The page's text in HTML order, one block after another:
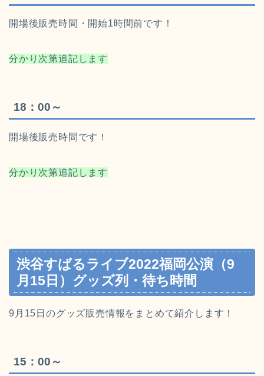
開場後販売時間・開始1時間前です！
分かり次第追記します
18：00～
開場後販売時間です！
分かり次第追記します
渋谷すばるライブ2022福岡公演（9
月15日）グッズ列・待ち時間
9月15日のグッズ販売情報をまとめて紹介します！
15：00～